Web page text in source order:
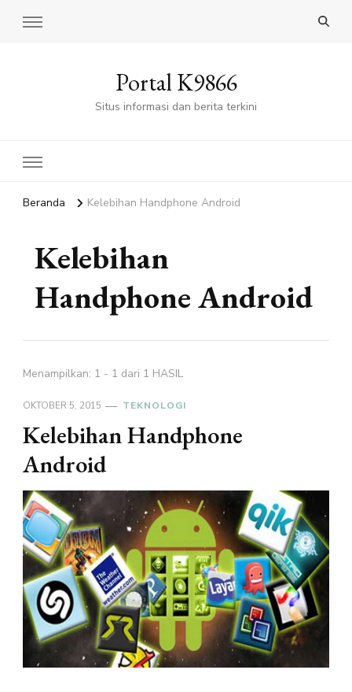
Portal K9866
Situs informasi dan berita terkini
Beranda Kelebihan Handphone Android
Kelebihan
Handphone Android
Menampilkan: 1 - 1 dari 1 HASIL
OKTOBER 5, 2015 TEKNOLOGI
Kelebihan Handphone
Android